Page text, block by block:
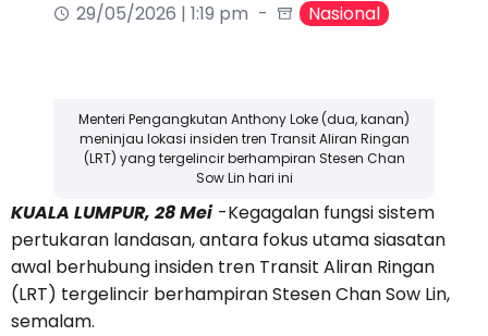
29/05/2026 | 1:19 pm
Nasional
Menteri Pengangkutan Anthony Loke (dua, kanan)
meninjau lokasi insiden tren Transit Aliran Ringan
(LRT) yang tergelincir berhampiran Stesen Chan
Sow Lin hari ini
KUALA LUMPUR, 28 Mei -Kegagalan fungsi sistem
pertukaran landasan, antara fokus utama siasatan
awal berhubung insiden tren Transit Aliran Ringan
(LRT) tergelincir berhampiran Stesen Chan Sow Lin,
semalam.